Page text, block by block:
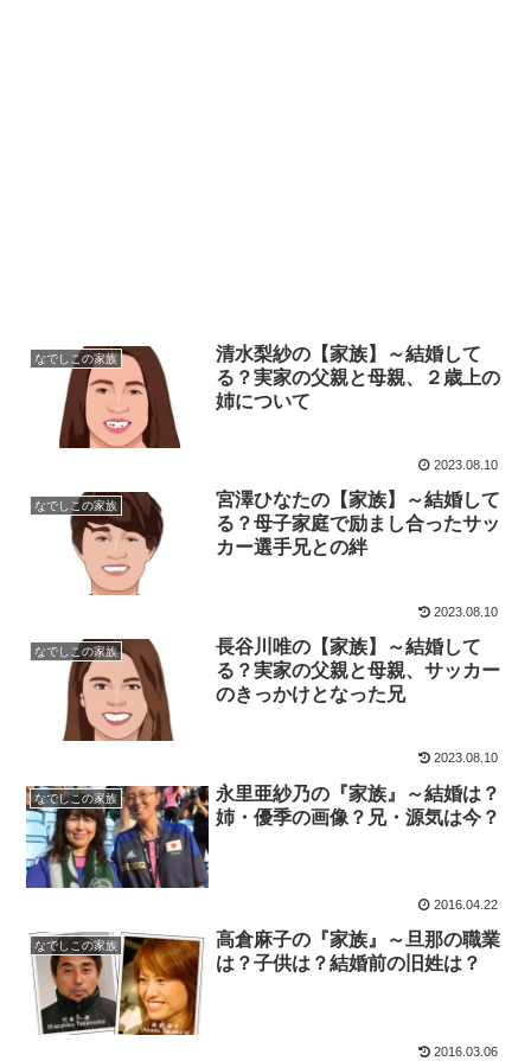
なでしこの家族
清水梨紗の【家族】～結婚して
る？実家の父親と母親、２歳上の
姉について
2023.08.10
なでしこの家族
宮澤ひなたの【家族】～結婚して
る？母子家庭で励まし合ったサッ
カー選手兄との絆
2023.08.10
なでしこの家族
長谷川唯の【家族】～結婚して
る？実家の父親と母親、サッカー
のきっかけとなった兄
2023.08.10
なでしこの家族
永里亜紗乃の『家族』～結婚は？
姉・優季の画像？兄・源気は今？
2016.04.22
なでしこの家族
高倉麻子の『家族』～旦那の職業
は？子供は？結婚前の旧姓は？
2016.03.06